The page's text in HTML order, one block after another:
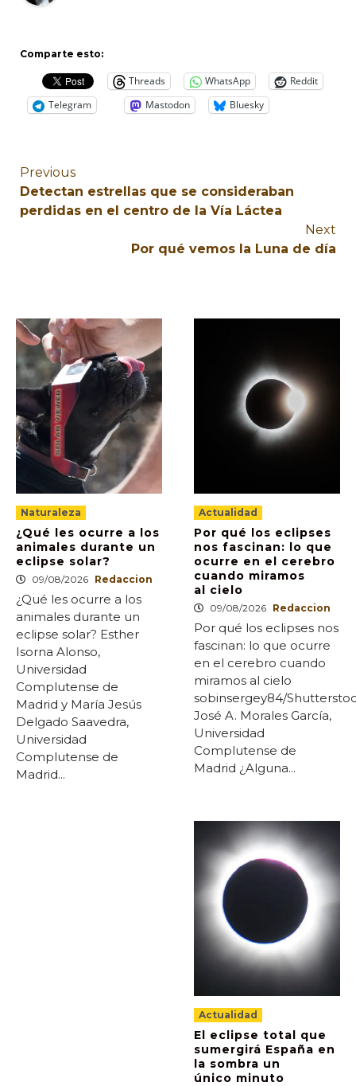
Comparte esto:
Threads WhatsApp
Reddit
Telegram
Mastodon Bluesky
Previous
Detectan estrellas que se consideraban
perdidas en el centro de la Vía Láctea
Next
Por qué vemos la Luna de día
Naturaleza
¿Qué les ocurre a los
animales durante un
eclipse solar?
09/08/2026 Redaccion
¿Qué les ocurre a los
animales durante un
eclipse solar? Esther
Isorna Alonso,
Universidad
Complutense de
Madrid y María Jesús
Delgado Saavedra,
Universidad
Complutense de
Madrid...
Actualidad
Por qué los eclipses
nos fascinan: lo que
ocurre en el cerebro
cuando miramos
al cielo
09/08/2026 Redaccion
Por qué los eclipses nos
fascinan: lo que ocurre
en el cerebro cuando
miramos al cielo
sobinsergey84/
José A. Morales García,
Universidad
Complutense de
Madrid ¿Alguna...
Actualidad
El eclipse total que
sumergirá España en
la sombra un
único minuto